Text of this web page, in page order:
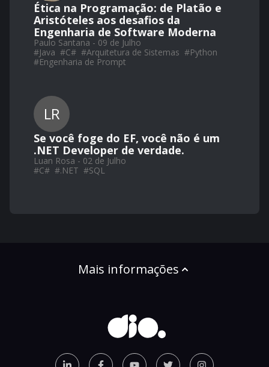
Ética na Programação: de Platão e
Aristóteles aos desafios da
Engenharia de Software Moderna
Paulo Santana - 09 de Julho
#Java #C# #Arquitetura de Sistemas #Python
#Engenharia de Prompt
LR
Se você foge do EF, você não é um
.NET Developer de verdade.
Luan Rosa - 02 de Julho
#C# #.NET #SQL
Mais informações